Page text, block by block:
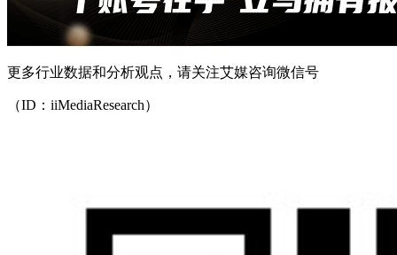
更多行业数据和分析观点，请关注艾媒咨询微信号
（ID：iiMediaResearch）